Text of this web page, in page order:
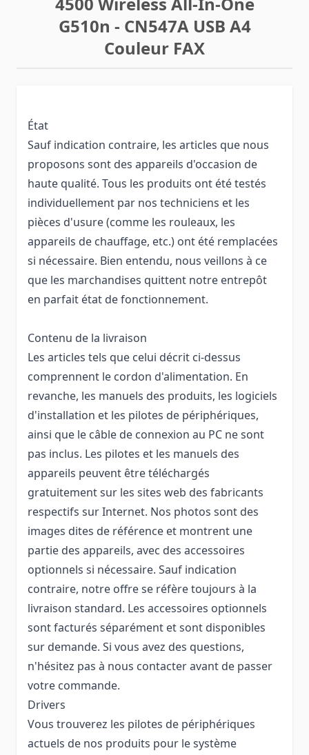
G510n - CN547A USB A4
Couleur FAX
État
Sauf indication contraire, les articles que nous
proposons sont des appareils d'occasion de
haute qualité. Tous les produits ont été testés
individuellement par nos techniciens et les
pièces d'usure (comme les rouleaux, les
appareils de chauffage, etc.) ont été remplacées
si nécessaire. Bien entendu, nous veillons à ce
que les marchandises quittent notre entrepôt
en parfait état de fonctionnement.
Contenu de la livraison
Les articles tels que celui décrit ci-dessus
comprennent le cordon d'alimentation. En
revanche, les manuels des produits, les logiciels
d'installation et les pilotes de périphériques,
ainsi que le câble de connexion au PC ne sont
pas inclus. Les pilotes et les manuels des
appareils peuvent être téléchargés
gratuitement sur les sites web des fabricants
respectifs sur Internet. Nos photos sont des
images dites de référence et montrent une
partie des appareils, avec des accessoires
optionnels si nécessaire. Sauf indication
contraire, notre offre se réfère toujours à la
livraison standard. Les accessoires optionnels
sont facturés séparément et sont disponibles
sur demande. Si vous avez des questions,
n'hésitez pas à nous contacter avant de passer
votre commande.
Drivers
Vous trouverez les pilotes de périphériques
actuels de nos produits pour le système